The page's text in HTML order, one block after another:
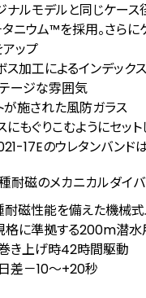
ナルモデルと同じケー
ニウム™を採用。さらに
ップ
ス加工によるインデック
ージな雰囲気
が施された風防ガラス
にもぐりこむようにセッ
17Eのウレタンバン
耐磁のメカニカルダイバ
耐磁性能を備えた機械
格に準拠する200m潜
き上げ時42時間駆動
差－10～+20秒